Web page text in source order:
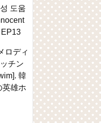
도움
ロディ
チン
韓
英雄ホ